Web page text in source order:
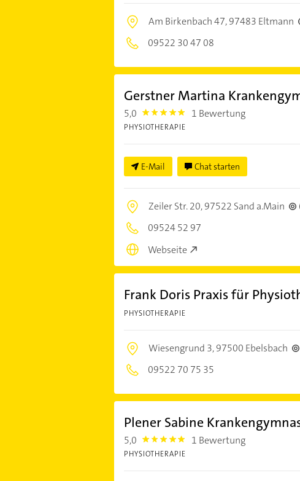
Am Birkenbach 47,97483 Eltmann
09522 30 47 08
Gerstner Martina
5,0 5.0 1 Bewertung
PHYSIOTHERAPIE
E-Mail Chat starten
Zeiler Str. 20,97522 Sand a.Main
09524 52 97
Webseite
Frank Doris Praxis für
PHYSIOTHERAPIE
Wiesengrund 3,97500 Ebelsbach
09522 70 75 35
Plener Sabine
5,0 5.0 1 Bewertung
PHYSIOTHERAPIE